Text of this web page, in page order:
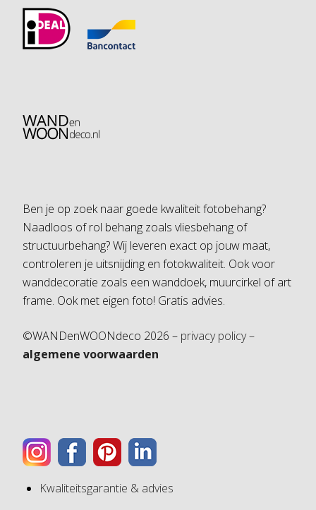
Ben je op zoek naar goede kwaliteit fotobehang?
Naadloos of rol behang zoals vliesbehang of
structuurbehang? Wij leveren exact op jouw maat,
controleren je uitsnijding en fotokwaliteit. Ook voor
wanddecoratie zoals een wanddoek, muurcirkel of art
frame. Ook met eigen foto! Gratis advies.
©WANDenWOONdeco 2026 – privacy policy –
algemene voorwaarden
Kwaliteitsgarantie & advies